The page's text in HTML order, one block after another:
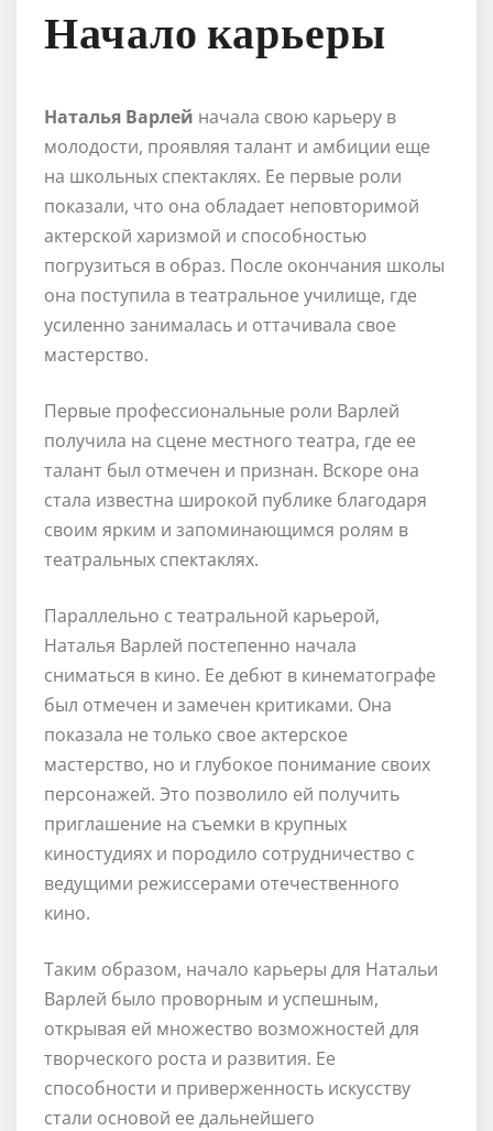
Начало карьеры
Наталья Варлей начала свою карьеру в
молодости, проявляя талант и амбиции еще
на школьных спектаклях. Ее первые роли
показали, что она обладает неповторимой
актерской харизмой и способностью
погрузиться в образ. После окончания школы
она поступила в театральное училище, где
усиленно занималась и оттачивала свое
мастерство.
Первые профессиональные роли Варлей
получила на сцене местного театра, где ее
талант был отмечен и признан. Вскоре она
стала известна широкой публике благодаря
своим ярким и запоминающимся ролям в
театральных спектаклях.
Параллельно с театральной карьерой,
Наталья Варлей постепенно начала
сниматься в кино. Ее дебют в кинематографе
был отмечен и замечен критиками. Она
показала не только свое актерское
мастерство, но и глубокое понимание своих
персонажей. Это позволило ей получить
приглашение на съемки в крупных
киностудиях и породило сотрудничество с
ведущими режиссерами отечественного
кино.
Таким образом, начало карьеры для Натальи
Варлей было проворным и успешным,
открывая ей множество возможностей для
творческого роста и развития. Ее
способности и приверженность искусству
стали основой ее дальнейшего